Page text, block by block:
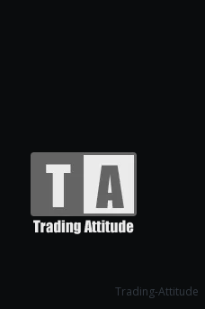
Trading-Attitude